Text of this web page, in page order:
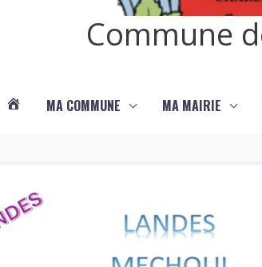
Commune
MA COMMUNE MA MAIRIE